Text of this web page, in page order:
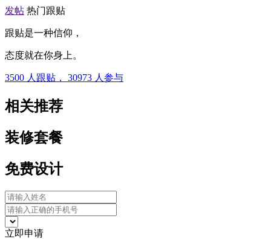
发帖 热门跟贴
跟贴是一种信仰，
态度就在你身上。
3500 人跟贴， 30973 人参与
相关推荐
装修套餐
免费设计
立即申请